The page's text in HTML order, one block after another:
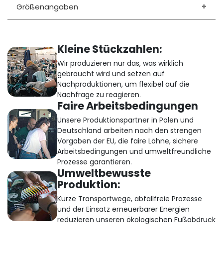
Größenangaben
Kleine Stückzahlen:
Wir produzieren nur das, was wirklich
gebraucht wird und setzen auf
Nachproduktionen, um flexibel auf die
Nachfrage zu reagieren.
Faire Arbeitsbedingungen
Unsere Produktionspartner in Polen und
Deutschland arbeiten nach den strengen
Vorgaben der EU, die faire Löhne, sichere
Arbeitsbedingungen und umweltfreundliche
Prozesse garantieren.
Umweltbewusste
Produktion:
Kurze Transportwege, abfallfreie Prozesse
und der Einsatz erneuerbarer Energien
reduzieren unseren ökologischen Fußabdruck